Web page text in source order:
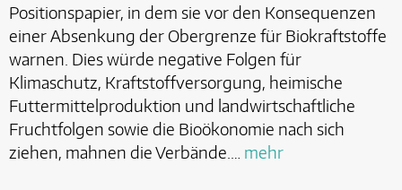
Positionspapier, in dem sie vor den Konsequenzen
einer Absenkung der Obergrenze für Biokraftstoffe
warnen. Dies würde negative Folgen für
Klimaschutz, Kraftstoffversorgung, heimische
Futtermittelproduktion und landwirtschaftliche
Fruchtfolgen sowie die Bioökonomie nach sich
ziehen, mahnen die Verbände.… mehr